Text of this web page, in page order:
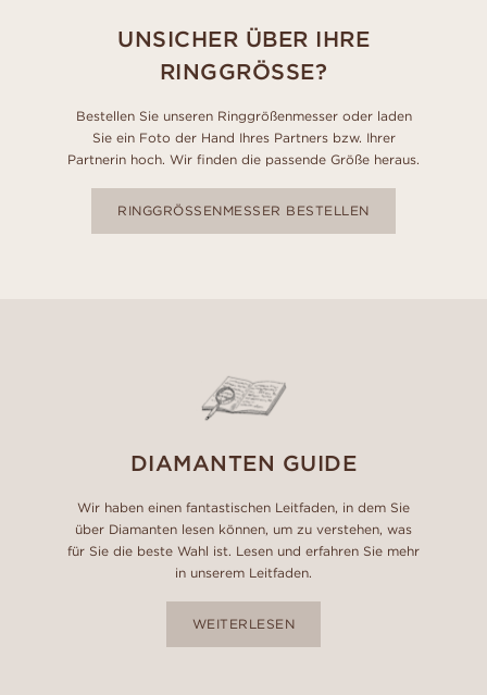
UNSICHER ÜBER IHRE
RINGGRÖSSE?
Bestellen Sie unseren Ringgrößenmesser oder laden
Sie ein Foto der Hand Ihres Partners bzw. Ihrer
Partnerin hoch. Wir finden die passende Größe heraus.
RINGGRÖSSENMESSER BESTELLEN
DIAMANTEN GUIDE
Wir haben einen fantastischen Leitfaden, in dem Sie
über Diamanten lesen können, um zu verstehen, was
für Sie die beste Wahl ist. Lesen und erfahren Sie mehr
in unserem Leitfaden.
WEITERLESEN